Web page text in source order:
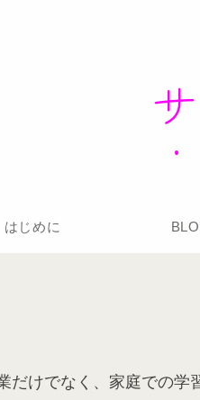
はじめに
だけでなく、家庭での学